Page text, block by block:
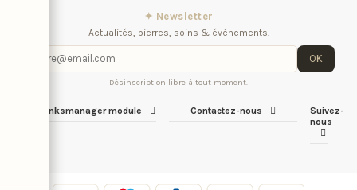
✦ Newsletter
Actualités, pierres, soins & événements.
OK
Désinscription libre à tout moment.
iqitlinksmanager module Contactez-nous
Suivez-
nous